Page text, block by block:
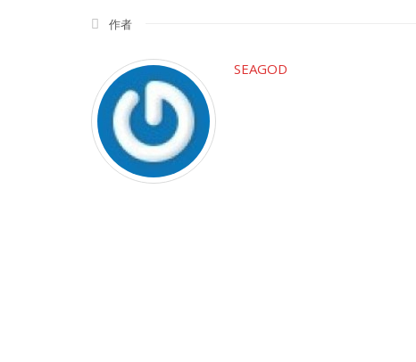
作者
SEAGOD